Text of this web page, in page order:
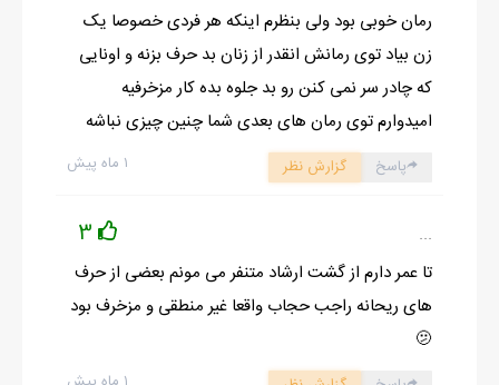
رمان خوبی بود ولی بنظرم اینکه هر فردی خصوصا یک
زن بیاد توی رمانش انقدر از زنان بد حرف بزنه و اونایی
که چادر سر نمی کنن رو بد جلوه بده کار مزخرفیه
امیدوارم توی رمان های بعدی شما چنین چیزی نباشه
۱ ماه پیش پاسخ گزارش نظر
...
3
تا عمر دارم از گشت ارشاد متنفر می مونم بعضی از حرف
های ریحانه راجب حجاب واقعا غیر منطقی و مزخرف بود
🫤